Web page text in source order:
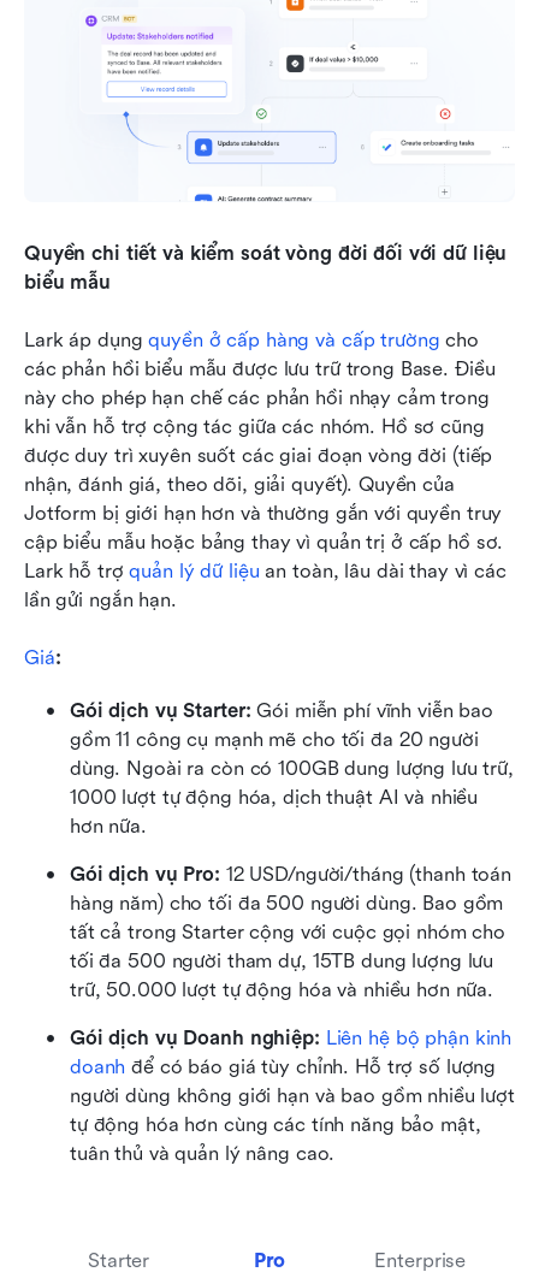
Quyền chi tiết và kiểm soát vòng đời đối với dữ liệu
biểu mẫu
Lark áp dụng quyền ở cấp hàng và cấp trường cho
các phản hồi biểu mẫu được lưu trữ trong Base. Điều
này cho phép hạn chế các phản hồi nhạy cảm trong
khi vẫn hỗ trợ cộng tác giữa các nhóm. Hồ sơ cũng
được duy trì xuyên suốt các giai đoạn vòng đời (tiếp
nhận, đánh giá, theo dõi, giải quyết). Quyền của
Jotform bị giới hạn hơn và thường gắn với quyền truy
cập biểu mẫu hoặc bảng thay vì quản trị ở cấp hồ sơ.
Lark hỗ trợ quản lý dữ liệu an toàn, lâu dài thay vì các
lần gửi ngắn hạn.
Giá:
Gói dịch vụ Starter: Gói miễn phí vĩnh viễn bao
gồm 11 công cụ mạnh mẽ cho tối đa 20 người
dùng. Ngoài ra còn có 100GB dung lượng lưu trữ,
1000 lượt tự động hóa, dịch thuật AI và nhiều
hơn nữa.
Gói dịch vụ Pro: 12 USD/người/tháng (thanh toán
hàng năm) cho tối đa 500 người dùng. Bao gồm
tất cả trong Starter cộng với cuộc gọi nhóm cho
tối đa 500 người tham dự, 15TB dung lượng lưu
trữ, 50.000 lượt tự động hóa và nhiều hơn nữa.
Gói dịch vụ Doanh nghiệp: Liên hệ bộ phận kinh
doanh để có báo giá tùy chỉnh. Hỗ trợ số lượng
người dùng không giới hạn và bao gồm nhiều lượt
tự động hóa hơn cùng các tính năng bảo mật,
tuân thủ và quản lý nâng cao.
Starter Pro Enterprise